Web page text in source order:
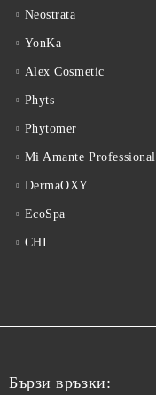
Neostrata
YonKa
Alex Cosmetic
Phyts
Phytomer
Mi Amante Professional
DermaOXY
EcoSpa
CHI
Бързи връзки: